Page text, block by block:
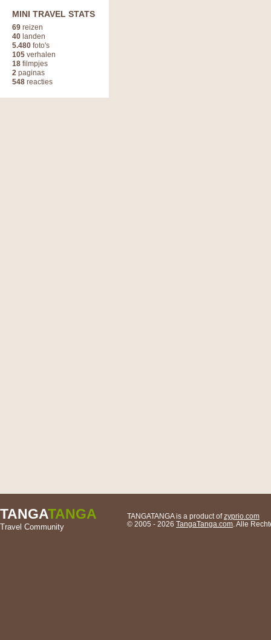
MINI TRAVEL STATS
69 reizen
40 landen
5.480 foto's
105 verhalen
18 filmpjes
2 paginas
548 reacties
TANGATANGA
Travel Community
TANGATANGA is a product ofzyprio.com
© 2005 - 2026 TangaTanga.com . Alle